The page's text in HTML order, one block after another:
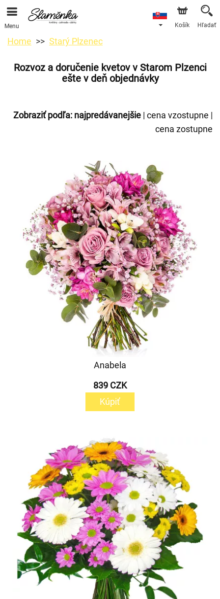
Menu Košík Hľadať
Home Starý Plzenec
Rozvoz a doručenie kvetov v Starom Plzenci
ešte v deň objednávky
Zobraziť podľa: najpredávanejšie | cena vzostupne |
cena zostupne
Anabela
839 CZK
Kúpiť